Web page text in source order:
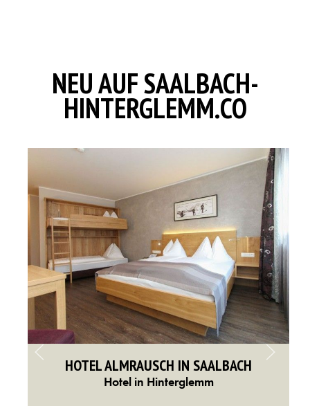
NEU AUF SAALBACH-
HINTERGLEMM.CO
HOTEL ALMRAUSCH IN SAALBACH
Hotel in Hinterglemm